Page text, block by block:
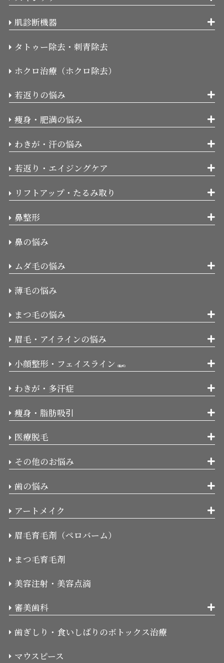
肌診断機器
タトゥー除去・刺青除去
ホクロ治療（ホクロ除去）
若返りの悩み
痩身・肥満の悩み
わきが・汗の悩み
若返り・エイジングケア
リフトアップ・たるみ取り
鼻整形
鼻の悩み
ムダ毛の悩み
薄毛の悩み
まつ毛の悩み
眉毛・アイラインの悩み
小顔整形・フェイスライン （輪郭）
わきが・多汗症
痩身・脂肪吸引
医療脱毛
その他のお悩み
歯の悩み
アートメイク
眉毛育毛剤（ペロバーム）
まつ毛育毛剤
美容注射・美容点滴
審美歯科
歯ぎしり・食いしばりのボトックス治療
マウスピース